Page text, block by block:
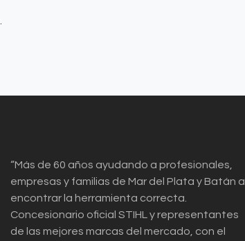
“Más de 60 años ayudando a profesionales,
empresas y familias de Mar del Plata y Batán a
encontrar la herramienta correcta.
Concesionario oficial STIHL y representantes
de las mejores marcas del mercado, con el